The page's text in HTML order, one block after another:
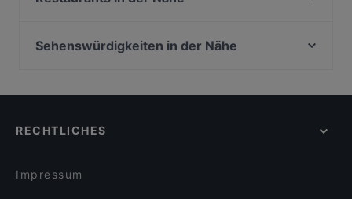
Gaststätte Templeton
La Pastaria Rheinbach
Apéro Restaurant
Zafran Delight
Pizza Casa Bonn Bad Godesberg
Sehenswürdigkeiten in der Nähe
Mauerweg, Berlin
RECHTLICHES
Impressum